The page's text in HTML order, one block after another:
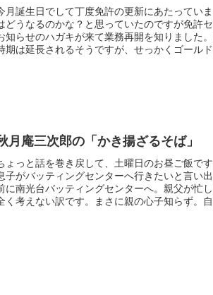
月誕生日でして丁度免許の更新にあたってい
どうなるのかな？と思っていたのですが免許
知らせのハガキが来て業務再開を知りました
期は延長されるそうですが、せっかくゴール
月庵三次郎の「かき揚ざるそば」
ょっと話を巻き戻して、土曜日のお昼ご飯で
子がバッティングセンターへ行きたいと言い
に南光台バッティングセンターへ。親父が忙
く考えない訳です。まさに親の心子知らず。